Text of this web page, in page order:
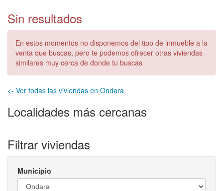
Sin resultados
En estos momentos no disponemos del tipo de inmueble a la
venta que buscas, pero te podemos ofrecer otras viviendas
similares muy cerca de donde tu buscas
<- Ver todas las viviendas en Ondara
Localidades más cercanas
Filtrar viviendas
Municipio